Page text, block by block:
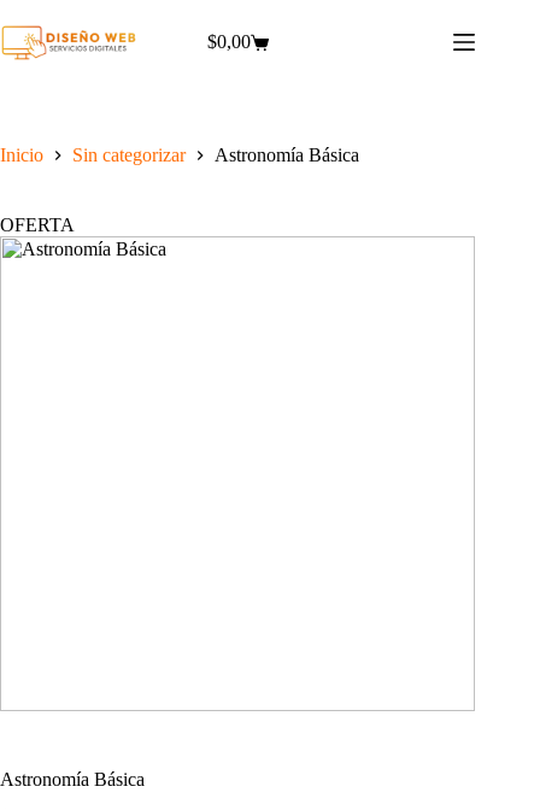
al
contenido
Carro
$0,00
Inicio Sin categorizar Astronomía Básica
OFERTA
Astronomía Básica